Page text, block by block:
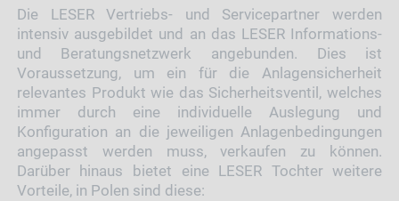
Die LESER Vertriebs- und Servicepartner werden
intensiv ausgebildet und an das LESER Informations-
und Beratungsnetzwerk angebunden. Dies ist
Voraussetzung, um ein für die Anlagensicherheit
relevantes Produkt wie das Sicherheitsventil, welches
immer durch eine individuelle Auslegung und
Konfiguration an die jeweiligen Anlagenbedingungen
angepasst werden muss, verkaufen zu können.
Darüber hinaus bietet eine LESER Tochter weitere
Vorteile, in Polen sind diese: